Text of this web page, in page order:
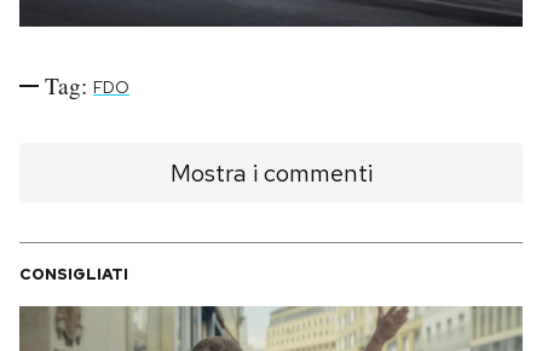
AREA PERSONALE
Tag: FDO
Mostra i commenti
CONSIGLIATI